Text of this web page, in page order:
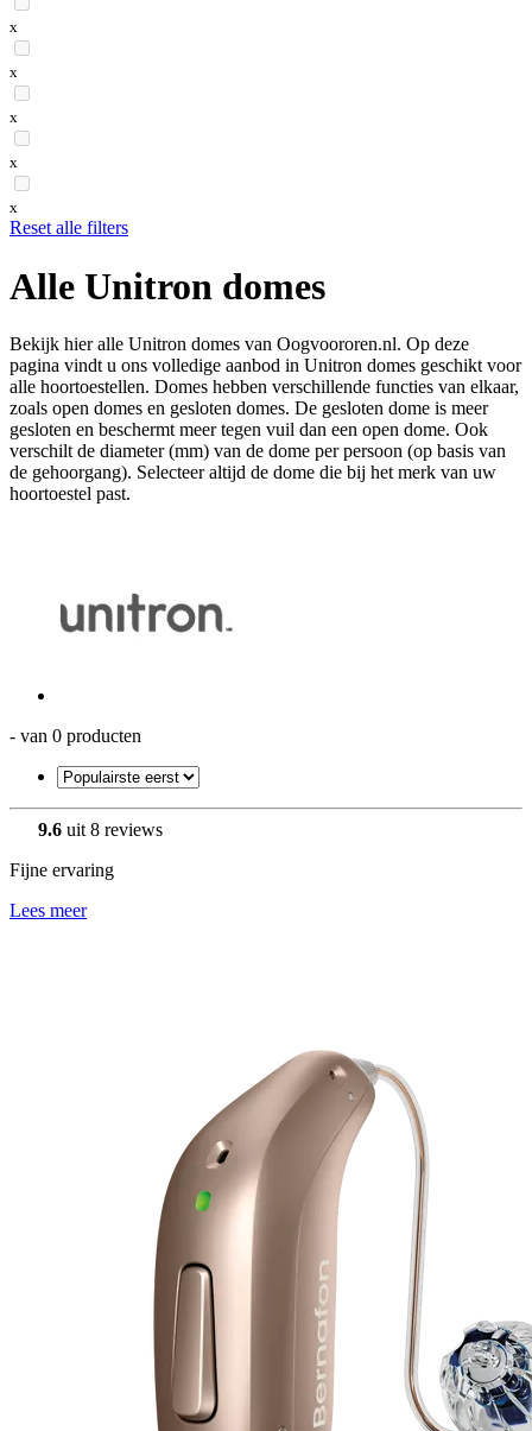
x
x
x
x
x
Reset alle filters
Alle Unitron domes
Bekijk hier alle Unitron domes van Oogvoororen.nl. Op deze
pagina vindt u ons volledige aanbod in Unitron domes geschikt voor
alle hoortoestellen. Domes hebben verschillende functies van elkaar,
zoals open domes en gesloten domes. De gesloten dome is meer
gesloten en beschermt meer tegen vuil dan een open dome. Ook
verschilt de diameter (mm) van de dome per persoon (op basis van
de gehoorgang). Selecteer altijd de dome die bij het merk van uw
hoortoestel past.
- van 0 producten
9.6 uit 8 reviews
Fijne ervaring
Lees meer